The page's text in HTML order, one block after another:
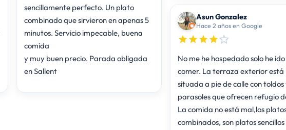
sencillamente perfecto. Un plato
combinado que sirvieron en apenas 5
minutos. Servicio impecable, buena
comida
y muy buen precio. Parada obligada
en Sallent
Asun Gonzalez
Hace 2 años en Google
No me he hospedado solo he
comer. La terraza exterior está
situada a pie de calle con toldos
parasoles que ofrecen refugio
La comida no está mal,los
combinados, son platos